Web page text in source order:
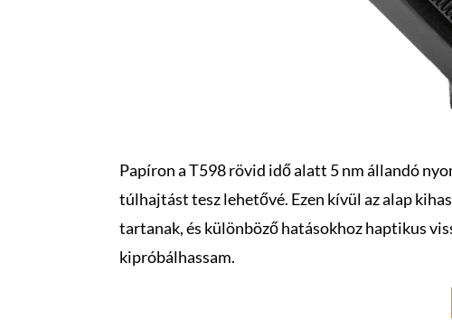
Papíron a T598 rövid idő alatt 5 nm állandó
túlhajtást tesz lehetővé. Ezen kívül az alap
tartanak, és különböző hatásokhoz haptikus
kipróbálhassam.